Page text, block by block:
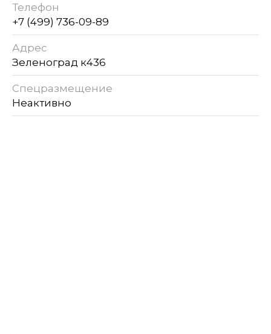
Телефон
+7 (499) 736-09-89
Адрес
Зеленоград к436
Спецразмещение
Неактивно